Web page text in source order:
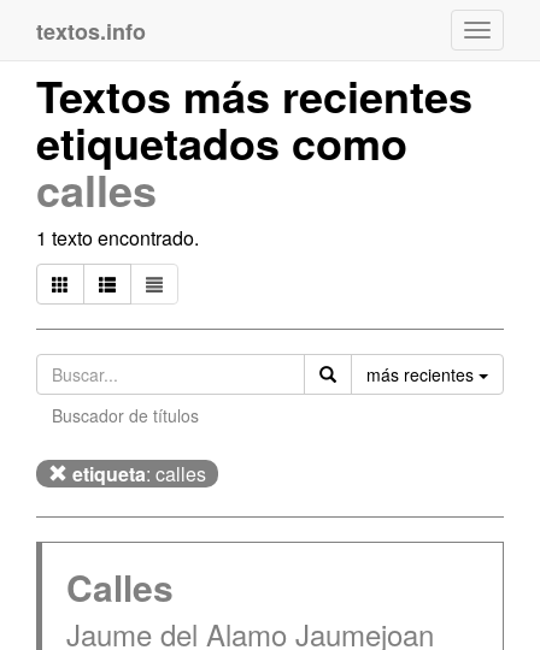
textos.info
Textos más recientes
etiquetados como
calles
1 texto encontrado.
más recientes
Buscador de títulos
etiqueta: calles
Calles
Jaume del Alamo Jaumejoan